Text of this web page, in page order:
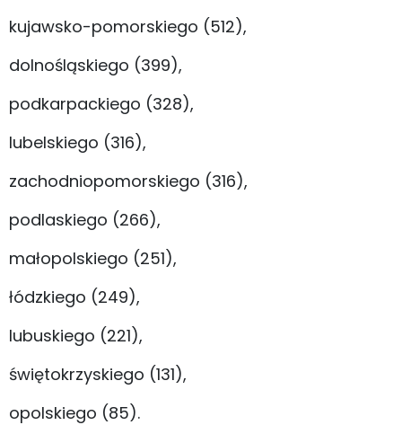
kujawsko-pomorskiego (512),
dolnośląskiego (399),
podkarpackiego (328),
lubelskiego (316),
zachodniopomorskiego (316),
podlaskiego (266),
małopolskiego (251),
łódzkiego (249),
lubuskiego (221),
świętokrzyskiego (131),
opolskiego (85).